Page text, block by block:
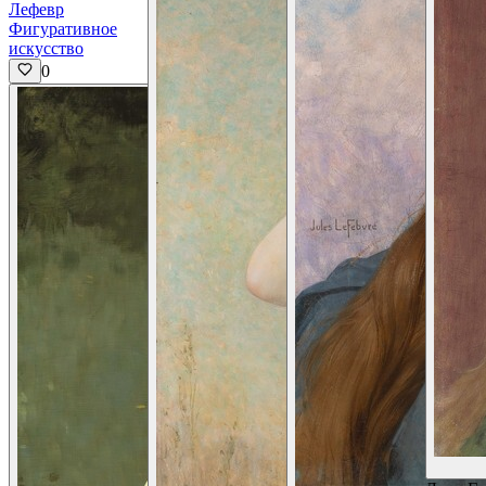
Лефевр
Фигуративное
искусство
0